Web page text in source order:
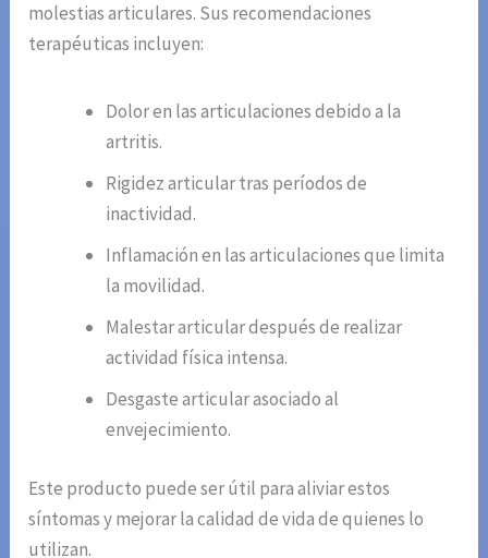
molestias articulares. Sus recomendaciones
terapéuticas incluyen:
Dolor en las articulaciones debido a la
artritis.
Rigidez articular tras períodos de
inactividad.
Inflamación en las articulaciones que limita
la movilidad.
Malestar articular después de realizar
actividad física intensa.
Desgaste articular asociado al
envejecimiento.
Este producto puede ser útil para aliviar estos
síntomas y mejorar la calidad de vida de quienes lo
utilizan.